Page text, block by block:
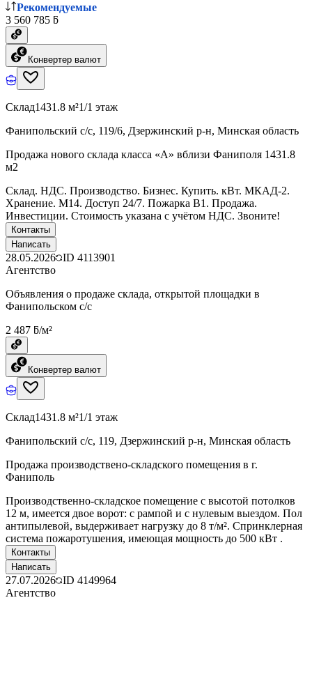
Рекомендуемые
3 560 785 ƃ
Конвертер валют
Склад1431.8 м²1/1 этаж
Фанипольский с/с, 119/6, Дзержинский р-н, Минская область
Продажа нового склада класса «А» вблизи Фаниполя 1431.8
м2
Склад. НДС. Производство. Бизнес. Купить. кВт. МКАД-2.
Хранение. М14. Доступ 24/7. Пожарка В1. Продажа.
Инвестиции. Стоимость указана с учётом НДС. Звоните!
Контакты
Написать
28.05.2026 ID 4113901
Агентство
Объявления о продаже склада, открытой площадки в
Фанипольском с/с
2 487 ƃ/м²
Конвертер валют
Склад1431.8 м²1/1 этаж
Фанипольский с/с, 119, Дзержинский р-н, Минская область
Продажа производствено-складского помещения в г.
Фаниполь
Производственно-складское помещение с высотой потолков
12 м, имеется двое ворот: с рампой и с нулевым выездом. Пол
антипылевой, выдерживает нагрузку до 8 т/м². Спринклерная
система пожаротушения, имеющая мощность до 500 кВт .
Контакты
Написать
27.07.2026 ID 4149964
Агентство